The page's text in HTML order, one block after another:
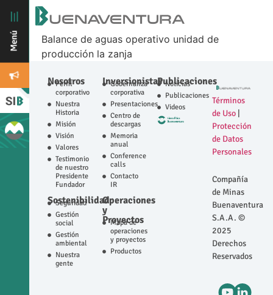
Balance de aguas operativo unidad de
producción la zanja
Nosotros
Perfil
corporativo
Nuestra
Historia
Misión
Visión
Valores
Testimonio
de nuestro
Presidente
Fundador
Sostenibilidad
Seguridad
Gestión
social
Gestión
ambiental
Nuestra
gente
Inversionistas
Gobernanza
corporativa
Presentaciones
Centro de
descargas
Memoria
anual
Conference
calls
Contacto
IR
Operaciones
y
Proyectos
Mapa de
operaciones
y proyectos
Productos
Publicaciones
Noticias
Publicaciones
Videos
Términos
de Uso
Protección
de Datos
Personales
Compañía
de Minas
Buenaventura
S.A.A. ©
2025
Derechos
Reservados